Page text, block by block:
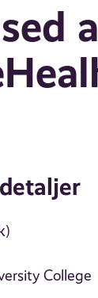
College